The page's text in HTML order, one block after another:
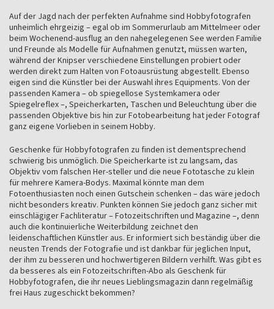
Auf der Jagd nach der perfekten Aufnahme sind Hobbyfotografen
unheimlich ehrgeizig – egal ob im Sommerurlaub am Mittelmeer oder
beim Wochenend-ausflug an den nahegelegenen See werden Familie
und Freunde als Modelle für Aufnahmen genutzt, müssen warten,
während der Knipser verschiedene Einstellungen probiert oder
werden direkt zum Halten von Fotoausrüstung abgestellt. Ebenso
eigen sind die Künstler bei der Auswahl ihres Equipments. Von der
passenden Kamera – ob spiegellose Systemkamera oder
Spiegelreflex –, Speicherkarten, Taschen und Beleuchtung über die
passenden Objektive bis hin zur Fotobearbeitung hat jeder Fotograf
ganz eigene Vorlieben in seinem Hobby.
Geschenke für Hobbyfotografen zu finden ist dementsprechend
schwierig bis unmöglich. Die Speicherkarte ist zu langsam, das
Objektiv vom falschen Her-steller und die neue Fototasche zu klein
für mehrere Kamera-Bodys. Maximal könnte man dem
Fotoenthusiasten noch einen Gutschein schenken – das wäre jedoch
nicht besonders kreativ. Punkten können Sie jedoch ganz sicher mit
einschlägiger Fachliteratur – Fotozeitschriften und Magazine –, denn
auch die kontinuierliche Weiterbildung zeichnet den
leidenschaftlichen Künstler aus. Er informiert sich beständig über die
neusten Trends der Fotografie und ist dankbar für jeglichen Input,
der ihm zu besseren und hochwertigeren Bildern verhilft. Was gibt es
da besseres als ein Fotozeitschriften-Abo als Geschenk für
Hobbyfotografen, die ihr neues Lieblingsmagazin dann regelmäßig
frei Haus zugeschickt bekommen?